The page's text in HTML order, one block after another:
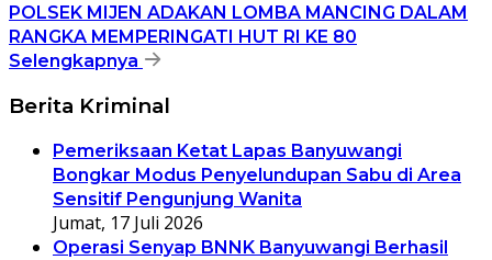
POLSEK MIJEN ADAKAN LOMBA MANCING DALAM
RANGKA MEMPERINGATI HUT RI KE 80
Selengkapnya
Berita Kriminal
Pemeriksaan Ketat Lapas Banyuwangi
Bongkar Modus Penyelundupan Sabu di Area
Sensitif Pengunjung Wanita
Jumat, 17 Juli 2026
Operasi Senyap BNNK Banyuwangi Berhasil